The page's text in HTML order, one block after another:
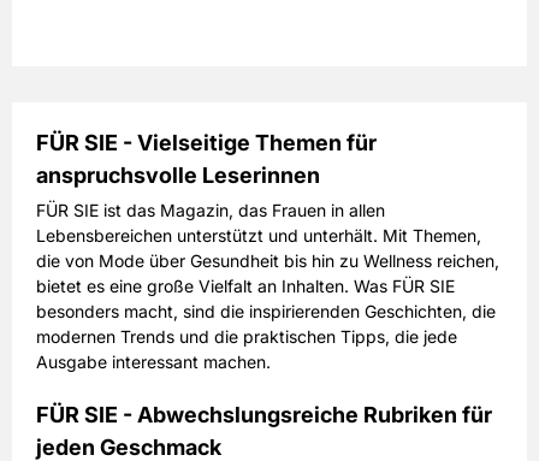
FÜR SIE - Vielseitige Themen für
anspruchsvolle Leserinnen
FÜR SIE ist das Magazin, das Frauen in allen
Lebensbereichen unterstützt und unterhält. Mit Themen,
die von Mode über Gesundheit bis hin zu Wellness reichen,
bietet es eine große Vielfalt an Inhalten. Was FÜR SIE
besonders macht, sind die inspirierenden Geschichten, die
modernen Trends und die praktischen Tipps, die jede
Ausgabe interessant machen.
FÜR SIE - Abwechslungsreiche Rubriken für
jeden Geschmack